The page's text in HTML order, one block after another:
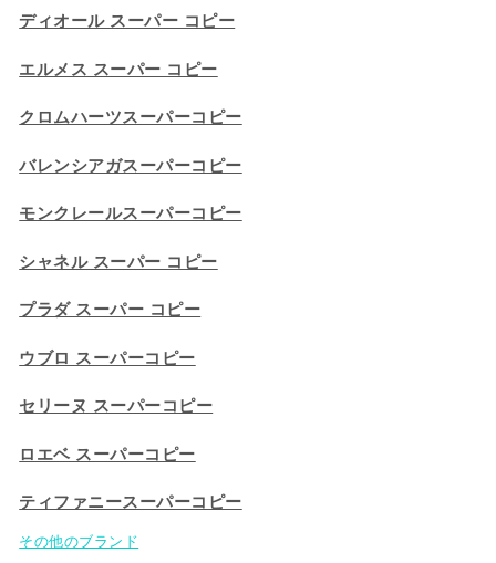
ディオール スーパー コピー
エルメス スーパー コピー
クロムハーツスーパーコピー
バレンシアガスーパーコピー
モンクレールスーパーコピー
シャネル スーパー コピー
プラダ スーパー コピー
ウブロ スーパーコピー
セリーヌ スーパーコピー​
ロエベ スーパーコピー
ティファニースーパーコピー
その他のブランド